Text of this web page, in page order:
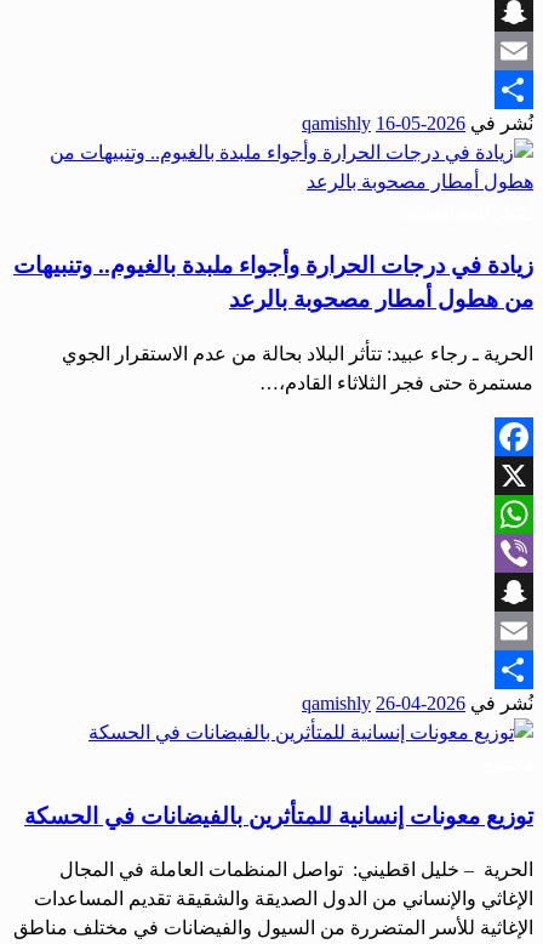
Viber
Snapchat
Email
Share
نُشر في 2026-05-16
qamishly
زيادة في درجات الحرارة وأجواء ملبدة بالغيوم.. وتنبيهات
من هطول أمطار مصحوبة بالرعد
الحرية ـ رجاء عبيد: تتأثر البلاد بحالة من عدم الاستقرار الجوي
مستمرة حتى فجر الثلاثاء القادم،…
Facebook
X
WhatsApp
Viber
Snapchat
Email
Share
نُشر في 2026-04-26
qamishly
توزيع معونات إنسانية للمتأثرين بالفيضانات في الحسكة
الحرية – خليل اقطيني: تواصل المنظمات العاملة في المجال
الإغاثي والإنساني من الدول الصديقة والشقيقة تقديم المساعدات
الإغاثية للأسر المتضررة من السيول والفيضانات في مختلف مناطق